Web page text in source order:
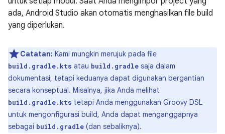
ada, Android Studio akan otomatis menghasilkan file build
yang diperlukan.
Catatan: Kami mungkin merujuk pada file
build.gradle.kts atau build.gradle saja dalam
dokumentasi, tetapi keduanya dapat digunakan bergantian
secara konseptual. Misalnya, jika Anda melihat
build.gradle.kts tetapi Anda menggunakan Groovy DSL
untuk mengonfigurasi build, Anda dapat menganggapnya
sebagai build.gradle (dan sebaliknya).